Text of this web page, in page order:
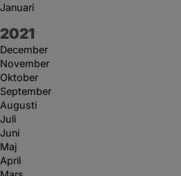
Januari
År:
2021
December
November
Oktober
September
Augusti
Juli
Juni
Maj
April